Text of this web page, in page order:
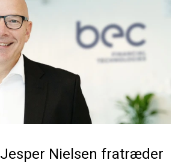
Jesper Nielsen fratræder